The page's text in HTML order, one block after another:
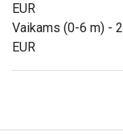
EUR
Vaikams (0-6 m) - 2
EUR